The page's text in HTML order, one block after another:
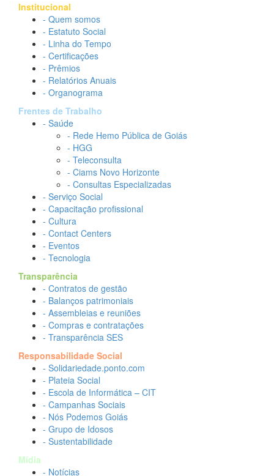
Institucional
- Quem somos
- Estatuto Social
- Linha do Tempo
- Certificações
- Prêmios
- Relatórios Anuais
- Organograma
Frentes de Trabalho
- Saúde
- Rede Hemo Pública de Goiás
- HGG
- Teleconsulta
- Ciams Novo Horizonte
- Consultas Especializadas
- Serviço Social
- Capacitação profissional
- Cultura
- Contact Centers
- Eventos
- Tecnologia
Transparência
- Contratos de gestão
- Balanços patrimoniais
- Assembleias e reuniões
- Compras e contratações
- Transparência SES
Responsabilidade Social
- Solidariedade.ponto.com
- Plateia Social
- Escola de Informática – CIT
- Campanhas Sociais
- Nós Podemos Goiás
- Grupo de Idosos
- Sustentabilidade
Mídia
- Notícias